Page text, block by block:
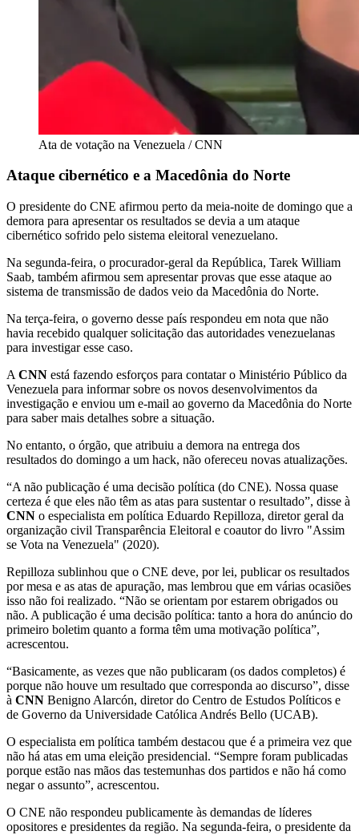
Ata de votação na Venezuela / CNN
Ataque cibernético e a Macedônia do Norte
O presidente do CNE afirmou perto da meia-noite de domingo que a
demora para apresentar os resultados se devia a um ataque
cibernético sofrido pelo sistema eleitoral venezuelano.
Na segunda-feira, o procurador-geral da República, Tarek William
Saab, também afirmou sem apresentar provas que esse ataque ao
sistema de transmissão de dados veio da Macedônia do Norte.
Na terça-feira, o governo desse país respondeu em nota que não
havia recebido qualquer solicitação das autoridades venezuelanas
para investigar esse caso.
A CNN está fazendo esforços para contatar o Ministério Público da
Venezuela para informar sobre os novos desenvolvimentos da
investigação e enviou um e-mail ao governo da Macedônia do Norte
para saber mais detalhes sobre a situação.
No entanto, o órgão, que atribuiu a demora na entrega dos
resultados do domingo a um hack, não ofereceu novas atualizações.
“A não publicação é uma decisão política (do CNE). Nossa quase
certeza é que eles não têm as atas para sustentar o resultado”, disse à
CNN o especialista em política Eduardo Repilloza, diretor geral da
organização civil Transparência Eleitoral e coautor do livro "Assim
se Vota na Venezuela" (2020).
Repilloza sublinhou que o CNE deve, por lei, publicar os resultados
por mesa e as atas de apuração, mas lembrou que em várias ocasiões
isso não foi realizado. “Não se orientam por estarem obrigados ou
não. A publicação é uma decisão política: tanto a hora do anúncio do
primeiro boletim quanto a forma têm uma motivação política”,
acrescentou.
“Basicamente, as vezes que não publicaram (os dados completos) é
porque não houve um resultado que corresponda ao discurso”, disse
à CNN Benigno Alarcón, diretor do Centro de Estudos Políticos e
de Governo da Universidade Católica Andrés Bello (UCAB).
O especialista em política também destacou que é a primeira vez que
não há atas em uma eleição presidencial. “Sempre foram publicadas
porque estão nas mãos das testemunhas dos partidos e não há como
negar o assunto”, acrescentou.
O CNE não respondeu publicamente às demandas de líderes
opositores e presidentes da região. Na segunda-feira, o presidente da